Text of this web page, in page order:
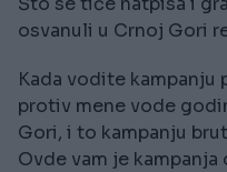
osvanuli u Crnoj Gori
Kada vodite kampanju
protiv mene vode
Gori, i to kampanju
Ovde vam je